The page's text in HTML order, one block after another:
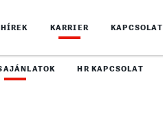
HÍREK KARRIER
HR KAPCSOLAT
KAPCSOLAT